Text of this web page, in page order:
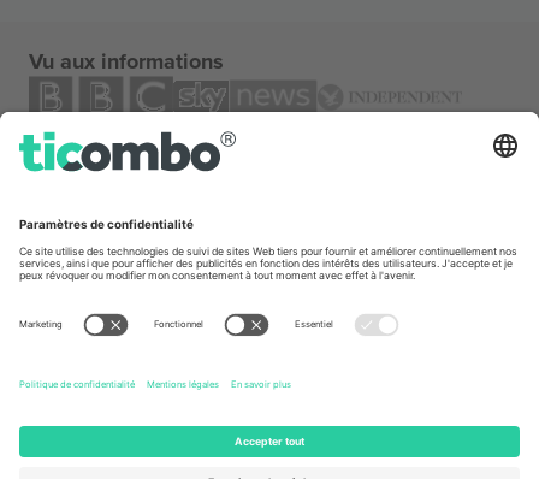
Vu aux informations
TixProtect
Programme d'affiliation
Comment ça marche
Centre d'information sur la Coupe
Nous contacter